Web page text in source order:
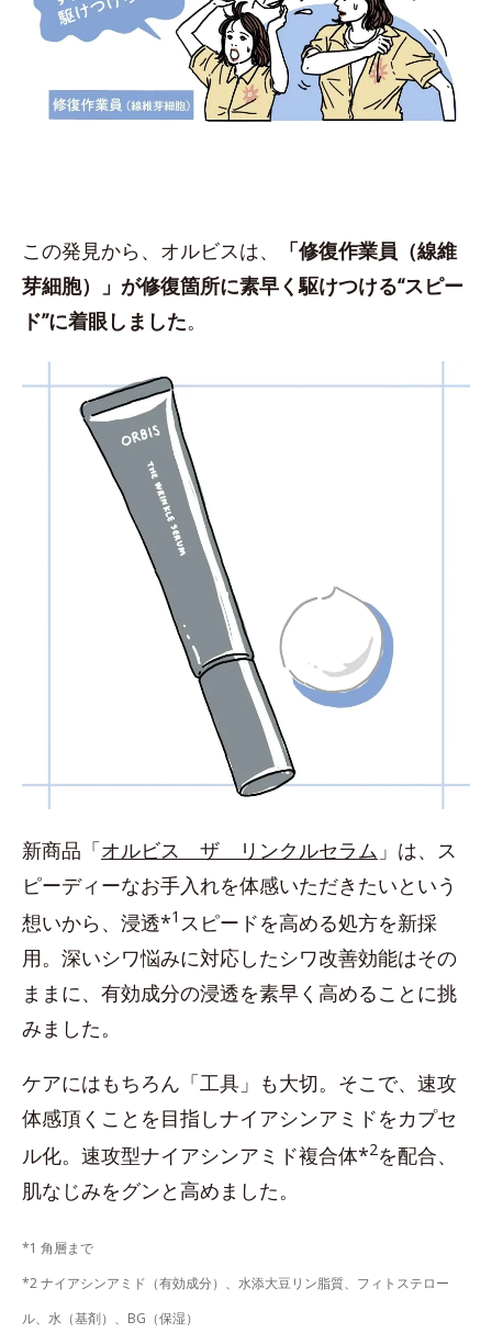
この発見から、オルビスは、
「修復作業員（線維
芽細胞）」が修復箇所に素早く駆けつける“スピー
ド”に着眼しました。
新商品「オルビス ザ リンクルセラム 」は、ス
ピーディーなお手入れを体感いただきたいという
想いから、浸透*1 スピードを高める処方を新採
用。深いシワ悩みに対応したシワ改善効能はその
ままに、有効成分の浸透を素早く高めることに挑
みました。
ケアにはもちろん「工具」も大切。そこで、速攻
体感頂くことを目指しナイアシンアミドをカプセ
ル化。速攻型ナイアシンアミド複合体*2を配合、
肌なじみをグンと高めました。
*1 角層まで
*2 ナイアシンアミド（有効成分）、水添大豆リン脂質、フィトステロー
ル、水（基剤）、BG（保湿）